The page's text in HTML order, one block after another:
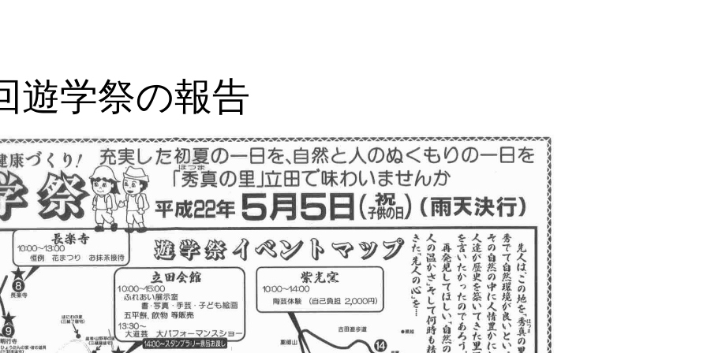
遊学祭の報告